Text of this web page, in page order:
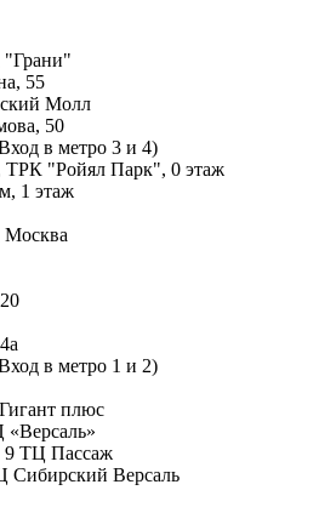
"Грани"
55
Молл
50
в метро 3 и 4)
ТРК "Ройял Парк", 0 этаж
1 этаж
Москва
в метро 1 и 2)
плюс
9 ТЦ Пассаж
Сибирский Версаль